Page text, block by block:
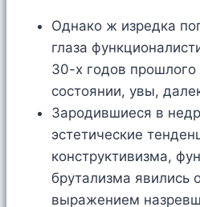
Однако ж изредка
глаза
30-х годов прошлого
состоянии, увы,
Зародившиеся в
эстетические
конструктивизма,
брутализма явились
выражением